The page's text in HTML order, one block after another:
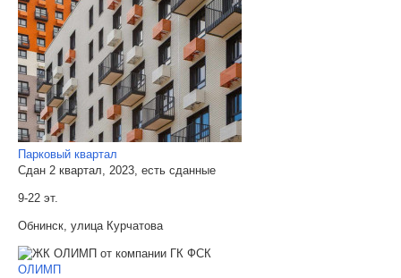
Парковый квартал
Сдан 2 квартал, 2023, есть сданные
9-22 эт.
Обнинск, улица Курчатова
ОЛИМП